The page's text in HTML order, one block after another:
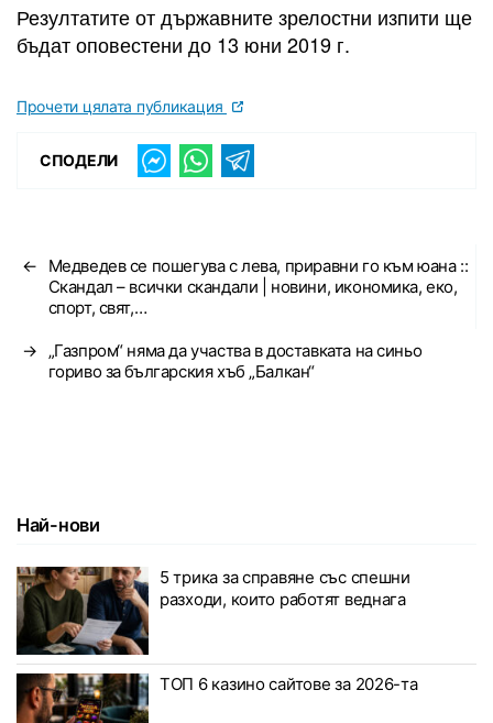
Резултатите от държавните зрелостни изпити ще
бъдат оповестени до 13 юни 2019 г.
Прочети цялата публикация
СПОДЕЛИ
←
Медведев се пошегува с лева, приравни го към юана ::
Скандал – всички скандали | новини, икономика, еко,
спорт, свят,…
→
„Газпром“ няма да участва в доставката на синьо
гориво за българския хъб „Балкан“
Най-нови
5 трика за справяне със спешни
разходи, които работят веднага
ТОП 6 казино сайтове за 2026-та